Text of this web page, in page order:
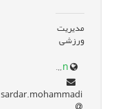
مدیریت
ورزشی
research.uok.ac.ir/~smohammadi/en/
sardar.mohammadi